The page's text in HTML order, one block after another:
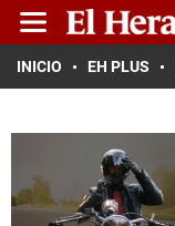
INICIO EH PLUS